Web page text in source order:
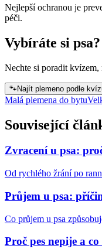
Nejlepší ochranou je
péči.
Vybíráte si psa?
Nechte si poradit kvízem,
🐾Najít plemeno podle
Malá plemena do bytu
Související
Zvracení u psa:
Od rychlého žrání po
Průjem u psa:
Co průjem u psa
Proč pes nepije a